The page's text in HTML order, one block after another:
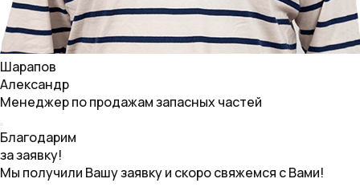
Шарапов
Александр
Менеджер по продажам запасных частей
Благодарим
за заявку!
Мы получили Вашу заявку и скоро свяжемся с Вами!